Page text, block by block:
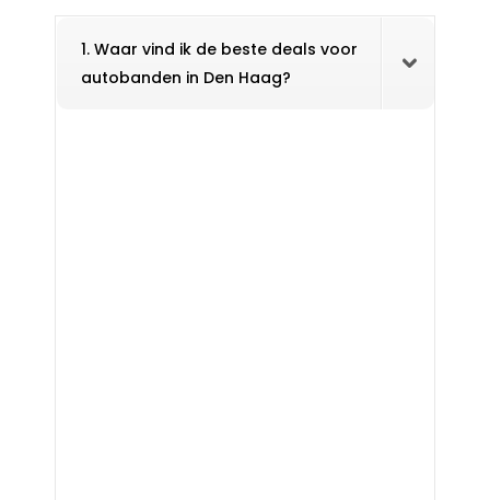
1. Waar vind ik de beste deals voor
autobanden in Den Haag?